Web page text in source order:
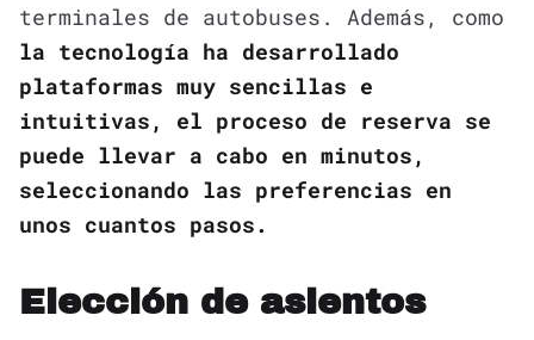
terminales de autobuses. Además, como
la tecnología ha desarrollado
plataformas muy sencillas e
intuitivas, el proceso de reserva se
puede llevar a cabo en minutos,
seleccionando las preferencias en
unos cuantos pasos.
Elección de asientos